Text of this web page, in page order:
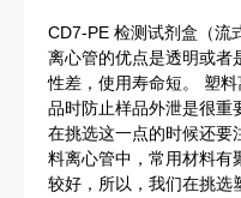
CD7-PE 检测试剂盒（流
离心管的优点是透明或者
性差，使用寿命短。 塑
品时防止样品外泄是很重
在挑选这一点的时候还要
料离心管中，常用材料有
较好，所以，我们在挑选